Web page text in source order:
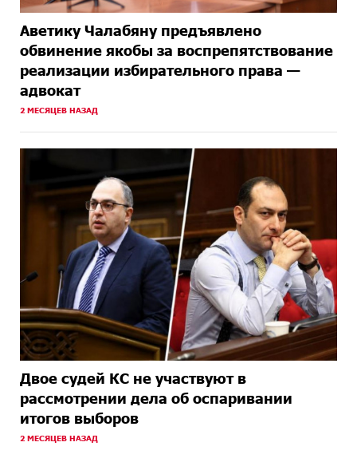
Аветику Чалабяну предъявлено
обвинение якобы за воспрепятствование
реализации избирательного права —
адвокат
2 МЕСЯЦЕВ НАЗАД
Двое судей КС не участвуют в
рассмотрении дела об оспаривании
итогов выборов
2 МЕСЯЦЕВ НАЗАД